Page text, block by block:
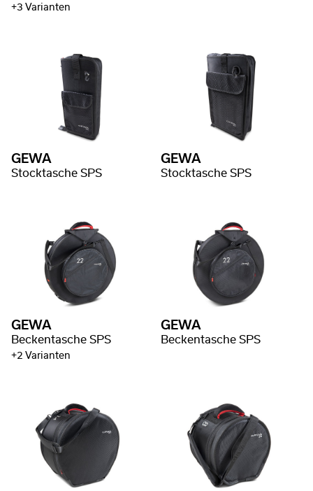
+3 Varianten
GEWA
Stocktasche SPS
GEWA
Stocktasche SPS
GEWA
Beckentasche SPS
+2 Varianten
GEWA
Beckentasche SPS